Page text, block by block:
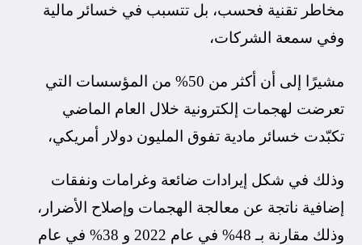
مخاطر تقنية فحسب، بل تتسبب في خسائر مالية
وفي سمعة الشركات،
مشيرًا إلى أن أكثر من 50% من المؤسسات التي
تعرضت لهجمات إلكترونية خلال العام الماضي
تكبّدت خسائر مادية تفوق المليون دولار أمريكي،
وذلك في شكل إيرادات ضائعة وغرامات ونفقات
إضافية ناتجة عن معالجة الهجمات وإصلاح الأضرار،
وذلك مقارنة بـ 48% في عام 2022 و 38% في عام